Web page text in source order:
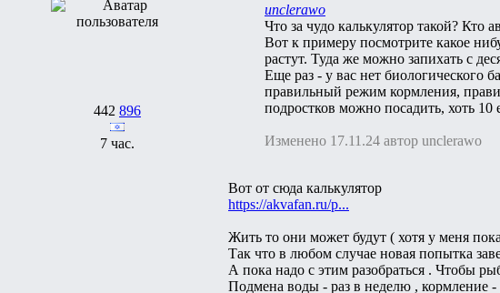
442 896
7 час.
unclerawo
Что за чудо калькулятор такой? Кто
Вот к примеру посмотрите какое
растут. Туда же можно запихать с
Еще раз - у вас нет биологического
правильный режим кормления,
подростков можно посадить, хоть 10
Изменено 17.11.24 автор unclerawo
Вот от сюда калькулятор
https://akvafan.ru/p...
Жить то они может будут ( хотя у меня
Так что в любом случае новая попытка
А пока надо с этим разобраться . Чтобы
Подмена воды - раз в неделю , кормление -